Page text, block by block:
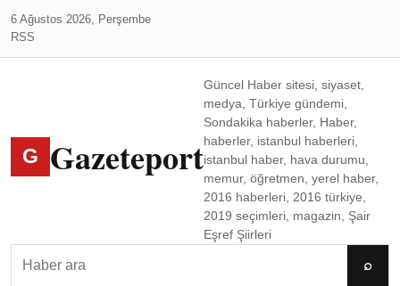
6 Ağustos 2026, Perşembe
RSS
G Gazeteport
Güncel Haber sitesi, siyaset,
medya, Türkiye gündemi,
Sondakika haberler, Haber,
haberler, istanbul haberleri,
istanbul haber, hava durumu,
memur, öğretmen, yerel haber,
2016 haberleri, 2016 türkiye,
2019 seçimleri, magazin, Şair
Eşref Şiirleri
⌕